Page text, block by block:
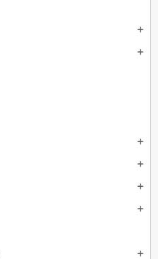
add
add
add
add
add
add
add